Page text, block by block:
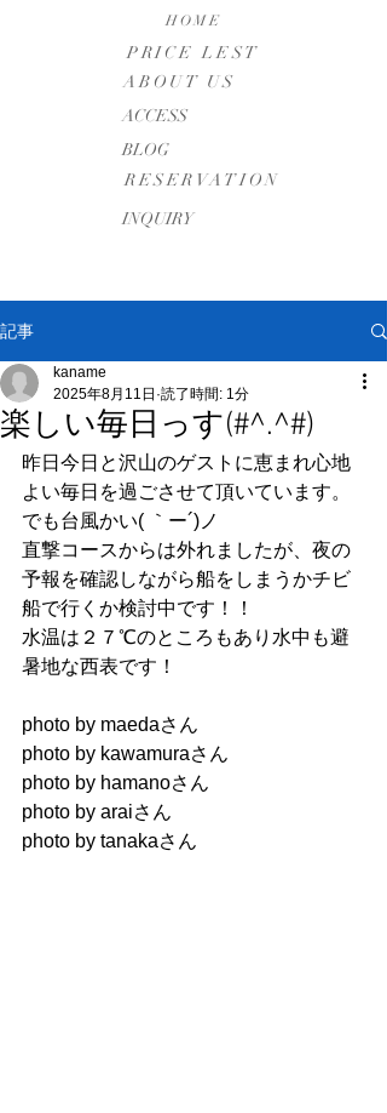
HOME
PRICE LEST
ABOUT US
​ACCESS
BLOG
RESERVATION
INQUIRY
記事
楽しい毎日っす(#^.^#)
kaname
2025年8月11日 読了時間: 1分
昨日今日と沢山のゲストに恵まれ心地
よい毎日を過ごさせて頂いています。
でも台風かい( ｀ー´)ノ
直撃コースからは外れましたが、夜の
予報を確認しながら船をしまうかチビ
船で行くか検討中です！！
水温は２７℃のところもあり水中も避
暑地な西表です！
photo by maedaさん
photo by kawamuraさん
photo by hamanoさん
photo by araiさん
photo by tanakaさん